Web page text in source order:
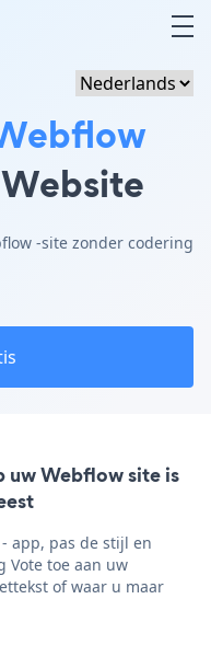
-site zonder codering
uw Webflow site is
app, pas de stijl en
Vote toe aan uw
of waar u maar